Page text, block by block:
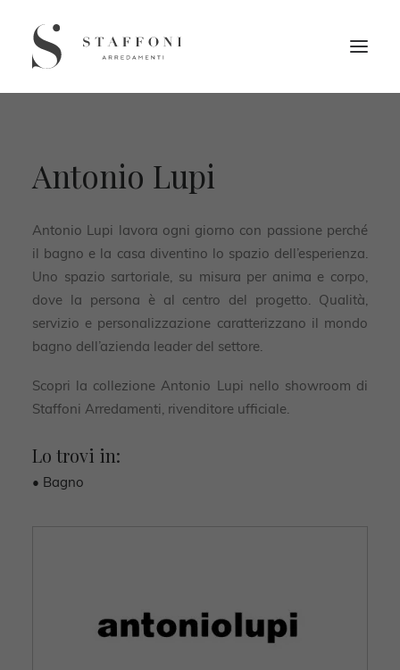
Antonio Lupi
Antonio Lupi lavora ogni giorno con passione perché
il bagno e la casa diventino lo spazio dell’esperienza.
Uno spazio sartoriale, su misura per anima e corpo,
dove la persona è al centro del progetto. Qualità,
servizio e personalizzazione caratterizzano il mondo
bagno dell’azienda leader del settore.
Scopri la collezione Antonio Lupi nello showroom di
Staffoni Arredamenti, rivenditore ufficiale.
Lo trovi in:
• Bagno